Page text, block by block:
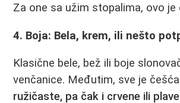
Za one sa užim stopalima, ovo
4. Boja: Bela, krem, ili nešto
Klasične bele, bež ili boje
venčanice. Međutim, sve je
ružičaste, pa čak i crvene ili plave